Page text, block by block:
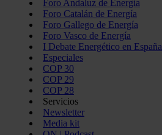
Foro Andaluz de Energía
Foro Catalán de Energía
Foro Gallego de Energía
Foro Vasco de Energía
I Debate Energético en España
Especiales
COP 30
COP 29
COP 28
Servicios
Newsletter
Media kit